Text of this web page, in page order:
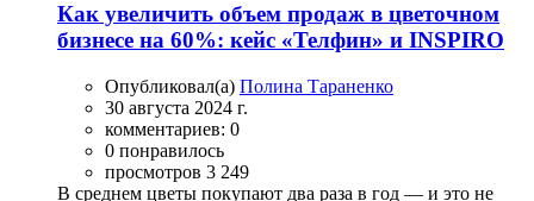
Как увеличить объем продаж в цветочном
бизнесе на 60%: кейс «Телфин» и INSPIRO
Опубликовал(а) Полина Тараненко
30 августа 2024 г.
комментариев: 0
0 понравилось
просмотров 3 249
В среднем цветы покупают два раза в год — и это не